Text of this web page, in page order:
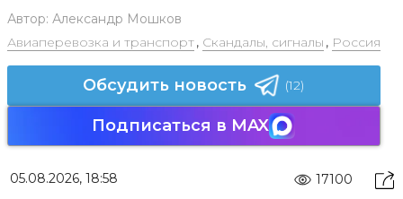
Автор: Александр Мошков
Авиаперевозка и транспорт, Скандалы, сигналы , Россия
Обсудить новость (12)
Подписаться в MAX
05.08.2026, 18:58 17100